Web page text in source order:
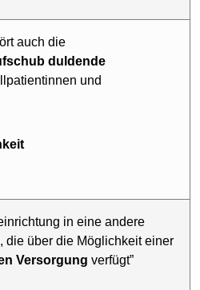
auch die
duldende
und
in eine andere
die über die Möglichkeit einer
Versorgung verfügt”